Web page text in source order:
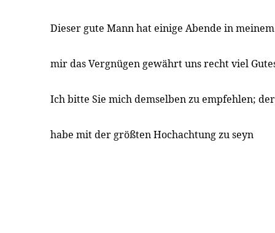
Dieser gute Mann hat einige Abende in
mir das Vergnügen gewährt uns recht viel
Ich bitte Sie mich demselben zu empfehlen;
habe mit der größten Hochachtung zu seyn